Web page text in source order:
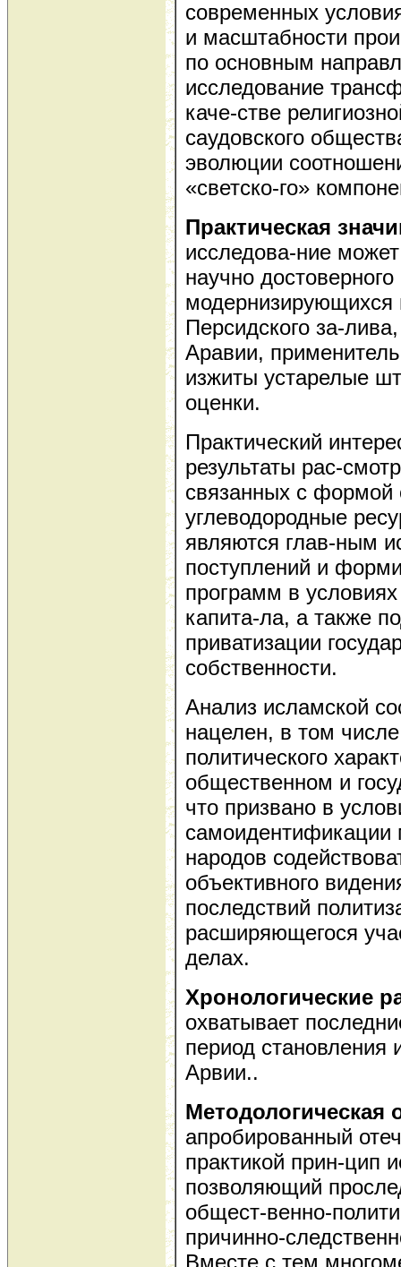
современных
и масштабности
по основным
исследование
каче-стве
саудовского
эволюции
«светско-го»
Практическая
исследова-ние
научно
модернизирующихся
Персидского за-
Аравии,
изжиты устарелые
оценки.
Практический
результаты рас-
связанных с формой
углеводородные
являются глав-ным
поступлений и
программ в
капита-ла, а также
приватизации
собственности.
Анализ исламской
нацелен, в том
политического
общественном и
что призвано в
самоидентификации
народов
объективного
последствий
расширяющегося
делах.
Хронологические
охватывает
период становления
Арвии..
Методологическая
апробированный
практикой прин-цип
позволяющий
общест-венно-
причинно-